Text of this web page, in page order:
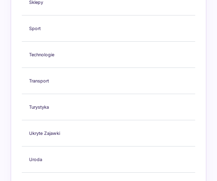
Sklepy
Sport
Technologie
Transport
Turystyka
Ukryte Zajawki
Uroda